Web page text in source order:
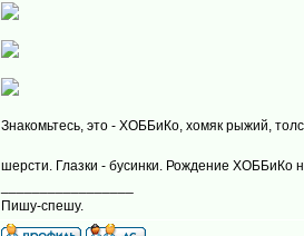
Знакомьтесь, это - ХОББиКо, хомяк рыжий,
шерсти. Глазки - бусинки. Рождение ХОББиКо
Пишу-спешу.